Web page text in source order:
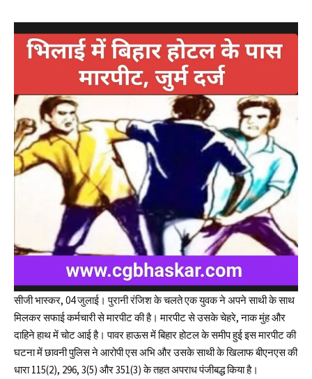
सीजी भास्कर, 04 जुलाई। पुरानी रंजिश के चलते एक युवक ने अपने साथी के साथ
मिलकर सफाई कर्मचारी से मारपीट की है। मारपीट से उसके चेहरे, नाक मुंह और
दाहिने हाथ में चोट आई है। पावर हाऊस में बिहार होटल के समीप हुई इस मारपीट की
घटना में छावनी पुलिस ने आरोपी एस अभि और उसके साथी के खिलाफ बीएनएस की
धारा 115(2), 296, 3(5) और 351(3) के तहत अपराध पंजीबद्ध किया है।